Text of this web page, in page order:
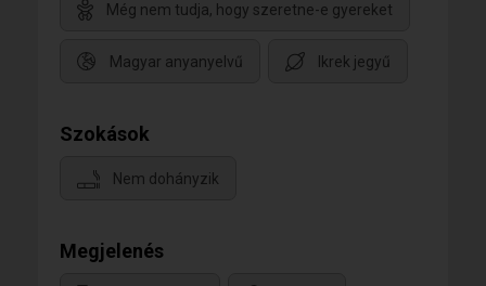
Még nem tudja, hogy szeretne-e gyereket
Magyar anyanyelvű Ikrek jegyű
Szokások
Nem dohányzik
Megjelenés